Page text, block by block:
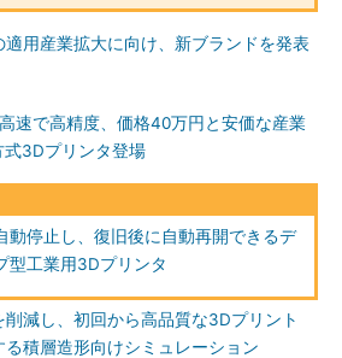
適用産業拡大に向け、新ブランドを発表
速で高精度、価格40万円と安価な産業
式3Dプリンタ登場
動停止し、復旧後に自動再開できるデ
型工業用3Dプリンタ
削減し、初回から高品質な3Dプリント
る積層造形向けシミュレーション